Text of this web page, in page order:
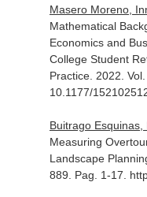
Masero Moreno,
Mathematical
Economics and
College Student
Practice. 2022.
10.1177/
Buitrago
Measuring
Landscape
889. Pag. 1-17.